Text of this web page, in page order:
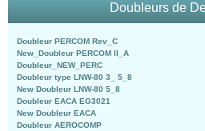
Doubleurs de
Doubleur PERCOM Rev_C
New_Doubleur PERCOM II_A
Doubleur_NEW_PERC
Doubleur type LNW-80 3_ 5_8
New Doubleur LNW-80 5_8
Doubleur EACA EG3021
New Doubleur EACA
Doubleur AEROCOMP